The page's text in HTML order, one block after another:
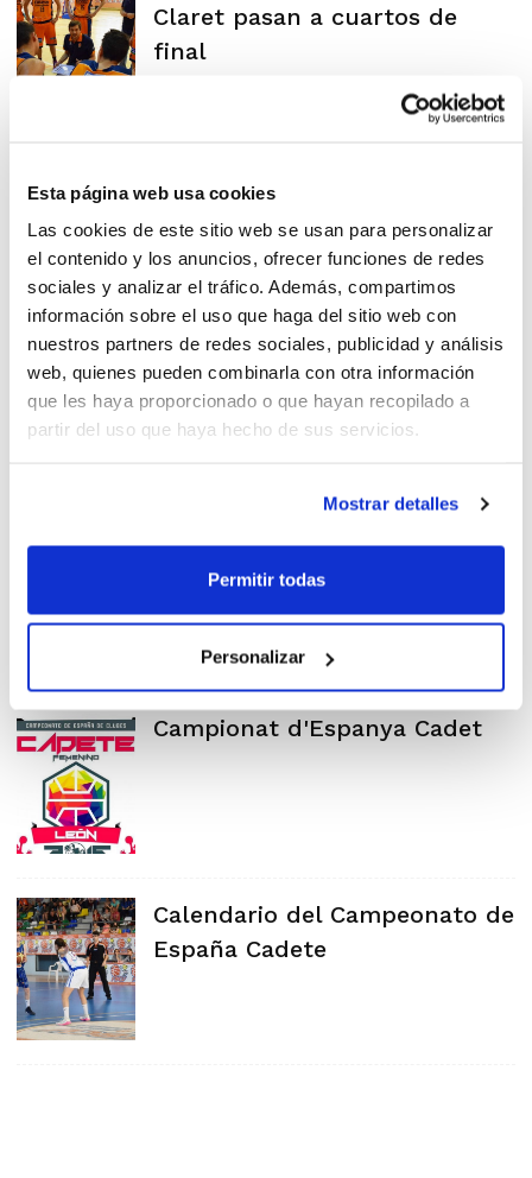
Esta página web usa cookies
Las cookies de este sitio web se usan para personalizar
el contenido y los anuncios, ofrecer funciones de redes
sociales y analizar el tráfico. Además, compartimos
información sobre el uso que haga del sitio web con
nuestros partners de redes sociales, publicidad y análisis
web, quienes pueden combinarla con otra información
que les haya proporcionado o que hayan recopilado a
partir del uso que haya hecho de sus servicios.
Mostrar detalles
Permitir todas
Personalizar
Claret pasan a cuartos de
final
Lucentum y Valencia pasan a
octavos
Repiten victoria Claret, BF San
Blas y Valencia BC
Arranca el Campeonato de
España Cadete
Campionat d'Espanya Cadet
Calendario del Campeonato de
España Cadete